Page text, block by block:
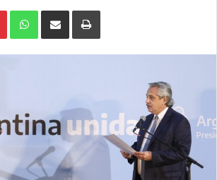
PinterestWhatsAppShare
Email
Print